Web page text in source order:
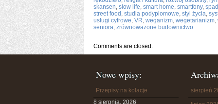
skansen, slow life, smart home, smartfony,
street food , studia podyplomowe, styl życia,
usługi cyfrowe, VR, weganizm, wegetarianizm,
seniora, zrównoważone budownictwo
Comments are closed.
Nowe wpisy:
Przepisy na kolacje
8 sierpnia, 2026
sierpień